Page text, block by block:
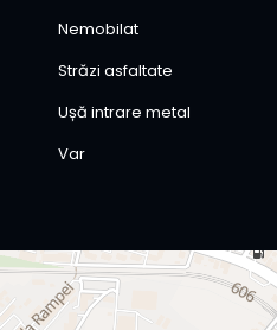
Nemobilat
Străzi asfaltate
Ușă intrare metal
Var